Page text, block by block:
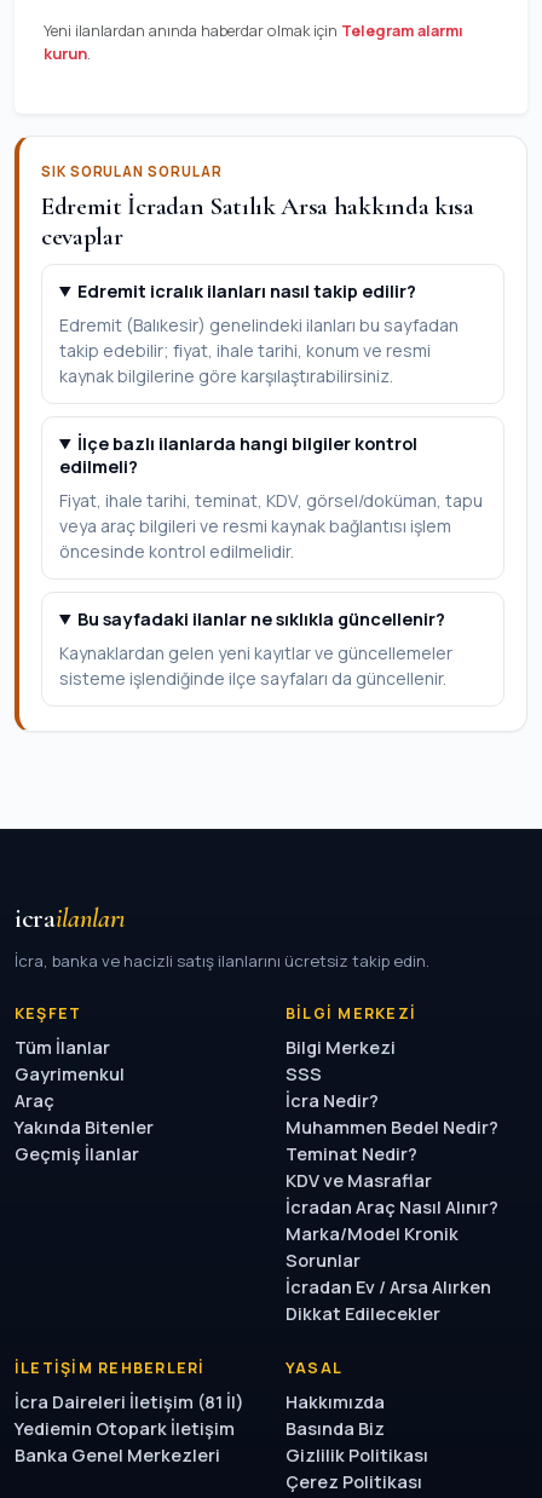
Yeni ilanlardan anında haberdar olmak için Telegram alarmı
kurun.
SIK SORULAN SORULAR
Edremit İcradan Satılık Arsa hakkında kısa
cevaplar
Edremit icralık ilanları nasıl takip edilir?
Edremit (Balıkesir) genelindeki ilanları bu sayfadan
takip edebilir; fiyat, ihale tarihi, konum ve resmi
kaynak bilgilerine göre karşılaştırabilirsiniz.
İlçe bazlı ilanlarda hangi bilgiler kontrol
edilmeli?
Fiyat, ihale tarihi, teminat, KDV, görsel/doküman, tapu
veya araç bilgileri ve resmi kaynak bağlantısı işlem
öncesinde kontrol edilmelidir.
Bu sayfadaki ilanlar ne sıklıkla güncellenir?
Kaynaklardan gelen yeni kayıtlar ve güncellemeler
sisteme işlendiğinde ilçe sayfaları da güncellenir.
icrailanları
İcra, banka ve hacizli satış ilanlarını ücretsiz takip edin.
KEŞFET
Tüm İlanlar
Gayrimenkul
Araç
Yakında Bitenler
Geçmiş İlanlar
BILGI MERKEZI
Bilgi Merkezi
SSS
İcra Nedir?
Muhammen Bedel Nedir?
Teminat Nedir?
KDV ve Masraflar
İcradan Araç Nasıl Alınır?
Marka/Model Kronik
Sorunlar
İcradan Ev / Arsa Alırken
Dikkat Edilecekler
İLETIŞIM REHBERLERI
İcra Daireleri İletişim (81 İl)
Yediemin Otopark İletişim
Banka Genel Merkezleri
YASAL
Hakkımızda
Basında Biz
Gizlilik Politikası
Çerez Politikası